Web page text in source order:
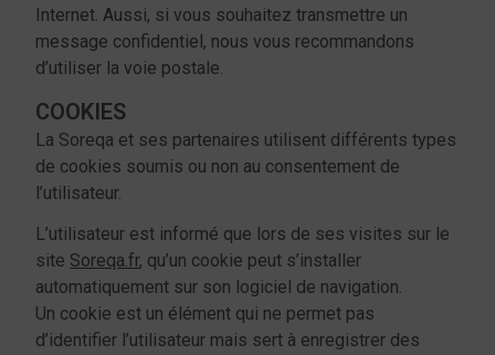
Internet. Aussi, si vous souhaitez transmettre un
message confidentiel, nous vous recommandons
d’utiliser la voie postale.
COOKIES
La Soreqa et ses partenaires utilisent différents types
de cookies soumis ou non au consentement de
l’utilisateur.
L’utilisateur est informé que lors de ses visites sur le
site Soreqa.fr, qu’un cookie peut s’installer
automatiquement sur son logiciel de navigation.
Un cookie est un élément qui ne permet pas
d’identifier l’utilisateur mais sert à enregistrer des